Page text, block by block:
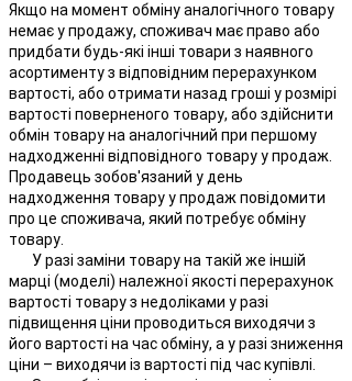
Якщо на момент обміну аналогічного товару
немає у продажу, споживач має право або
придбати будь-які інші товари з наявного
асортименту з відповідним перерахунком
вартості, або отримати назад гроші у розмірі
вартості поверненого товару, або здійснити
обмін товару на аналогічний при першому
надходженні відповідного товару у продаж.
Продавець зобов'язаний у день
надходження товару у продаж повідомити
про це споживача, який потребує обміну
товару.
У разі заміни товару на такій же іншій
марці (моделі) належної якості перерахунок
вартості товару з недоліками у разі
підвищення ціни проводиться виходячи з
його вартості на час обміну, а у разі зниження
ціни – виходячи із вартості під час купівлі.